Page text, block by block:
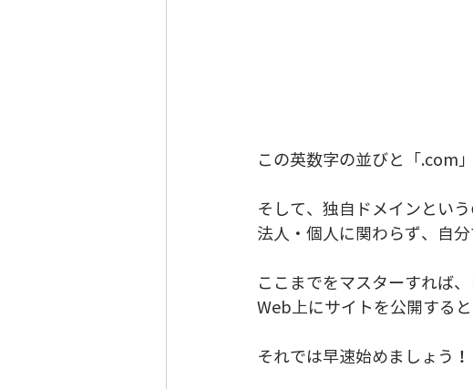
この英数字の並びと「.com
そして、独自ドメインとい
法人・個人に関わらず、自
ここまでをマスターすれば
Web上にサイトを公開する
それでは早速始めましょう！